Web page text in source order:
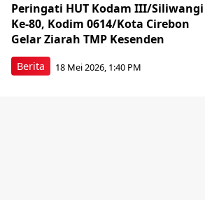
Berita
Peringati HUT Kodam III/Siliwangi
Ke-80, Kodim 0614/Kota Cirebon
Gelar Ziarah TMP Kesenden
18 Mei 2026, 1:40 PM